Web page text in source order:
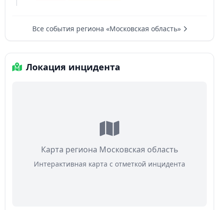
Все события региона «Московская область»
Локация инцидента
Карта региона Московская область
Интерактивная карта с отметкой инцидента